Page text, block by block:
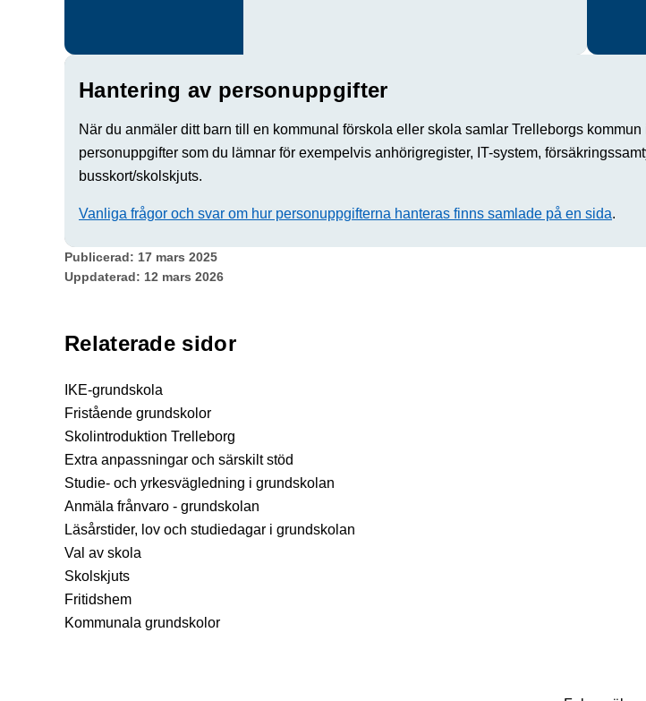
Hantering av personuppgifter
När du anmäler ditt barn till en kommunal förskola eller skola samlar Trelleborgs
personuppgifter som du lämnar för exempelvis anhörigregister, IT-system,
busskort/skolskjuts.
Vanliga frågor och svar om hur personuppgifterna hanteras finns samlade på en sida.
Publicerad: 17 mars 2025
Uppdaterad: 12 mars 2026
Relaterade sidor
IKE-grundskola
Fristående grundskolor
Skolintroduktion Trelleborg
Extra anpassningar och särskilt stöd
Studie- och yrkesvägledning i grundskolan
Anmäla frånvaro - grundskolan
Läsårstider, lov och studiedagar i grundskolan
Val av skola
Skolskjuts
Fritidshem
Kommunala grundskolor